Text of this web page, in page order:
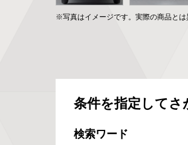
※写真はイメージです。実際の商品とは
条件を指定してさ
検索ワード